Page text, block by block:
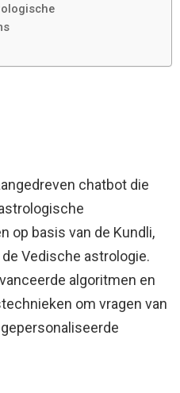
chatbot die
op basis van de Kundli,
Vedische astrologie.
algoritmen en
om vragen van